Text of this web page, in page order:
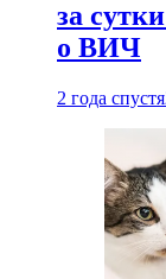
за
о ВИЧ
2 года спустя